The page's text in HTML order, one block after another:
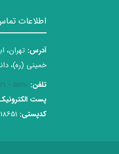
اطلاعات
آدرس: تهران،
خمینی (ره)،
تلفن: 51210 - 021
پست
کدپستی: